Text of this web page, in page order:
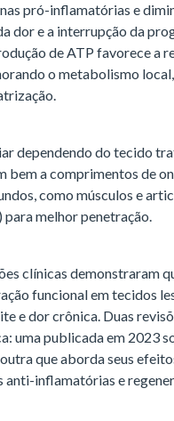
pró-inflamatórias e
dor e a interrupção da
de ATP favorece a
o metabolismo
dependendo do tecido
bem a comprimentos de
como músculos e
melhor penetração.
clínicas demonstraram
funcional em tecidos
e dor crônica. Duas
uma publicada em 2023
que aborda seus
anti-inflamatórias e